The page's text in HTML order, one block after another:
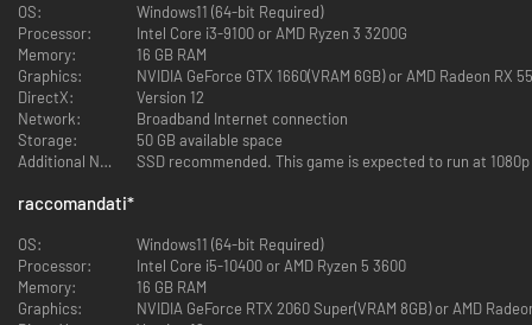
La storia
Azuria e Vermeil: due paesi su un sentiero di distruzione.
Quando ogni speranza sembra perduta, viene ritrovato un uovo. Dentro c'è
un Rathalos, una specie ritenuta estinta.
Tuttavia, questo tremulo barlume di speranza si estingue rapidamente,
cedendo il passo a un'oscura disperazione.
Dall'uovo non nasce un unico Rathalos, ma due gemelli con il marchio
Scaglieblu che richiama la disastrosa guerra civile di 200 anni prima.
Numerose specie di mostri rischiano l'estinzione, e il mondo naturale
vacilla sull'orlo della rovina. Nell'oscurità di questi tempi bui, si riaccende
la scintilla della guerra.
OS:
Windows11 (64-bit Required)
Processor:
Intel Core i3-9100 or AMD Ryzen 3 3200G
Memory:
16 GB RAM
Graphics:
NVIDIA GeForce GTX 1660(VRAM 6GB) or AMD Radeon RX
DirectX:
Version 12
Network:
Broadband Internet connection
Storage:
50 GB available space
Additional Notes:
SSD recommended. This game is expected to run at
raccomandati*
OS:
Windows11 (64-bit Required)
Processor:
Intel Core i5-10400 or AMD Ryzen 5 3600
Memory:
16 GB RAM
Graphics:
NVIDIA GeForce RTX 2060 Super(VRAM 8GB) or AMD